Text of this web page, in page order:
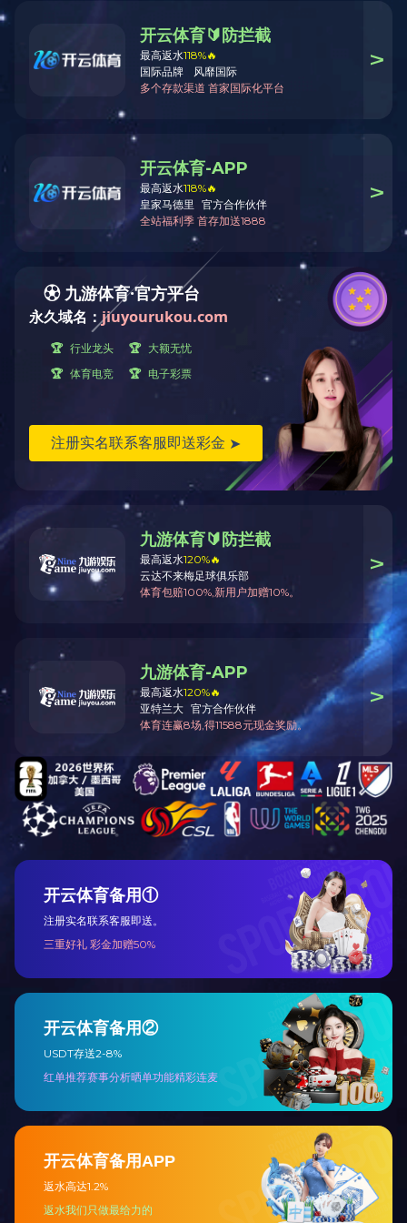
“ 以质量求生存，以管理增效益”是多宝网坚定不渝的
品， 精益求精，增强顾客满意”是多宝网持之以恒的质
质量体系认证。公司于2007年7月通过产品ASME认证
系、严密的产品开发体系、严格按照标准开展产品生
足国内外客户的要求。
关于我们 制造能力 新闻中心